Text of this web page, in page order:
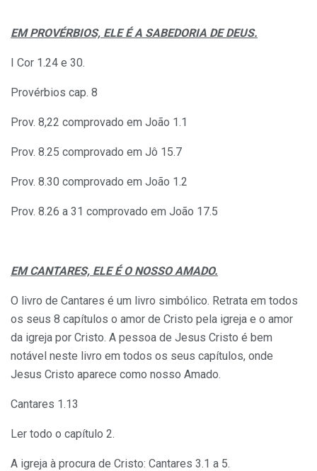
EM PROVÉRBIOS, ELE É A SABEDORIA DE DEUS.
I Cor 1.24 e 30.
Provérbios cap. 8
Prov. 8,22 comprovado em João 1.1
Prov. 8.25 comprovado em Jô 15.7
Prov. 8.30 comprovado em João 1.2
Prov. 8.26 a 31 comprovado em João 17.5
EM CANTARES, ELE É O NOSSO AMADO.
O livro de Cantares é um livro simbólico. Retrata em todos
os seus 8 capítulos o amor de Cristo pela igreja e o amor
da igreja por Cristo. A pessoa de Jesus Cristo é bem
notável neste livro em todos os seus capítulos, onde
Jesus Cristo aparece como nosso Amado.
Cantares 1.13
Ler todo o capítulo 2.
A igreja à procura de Cristo: Cantares 3.1 a 5.